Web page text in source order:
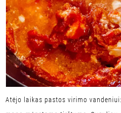
Atėjo laikas pastos virimo